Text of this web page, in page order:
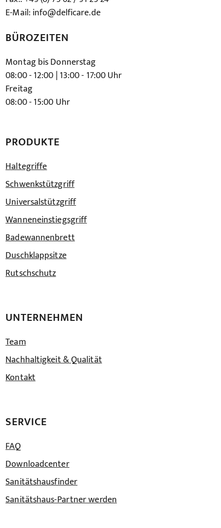
E-Mail: info@delficare.de
BÜROZEITEN
Montag bis Donnerstag
08:00 - 12:00 | 13:00 - 17:00 Uhr
Freitag
08:00 - 15:00 Uhr
PRODUKTE
Haltegriffe
Schwenkstützgriff
Universalstützgriff
Wanneneinstiegsgriff
Badewannenbrett
Duschklappsitze
Rutschschutz
UNTERNEHMEN
Team
Nachhaltigkeit & Qualität
Kontakt
SERVICE
FAQ
Downloadcenter
Sanitätshausfinder
Sanitätshaus-Partner werden